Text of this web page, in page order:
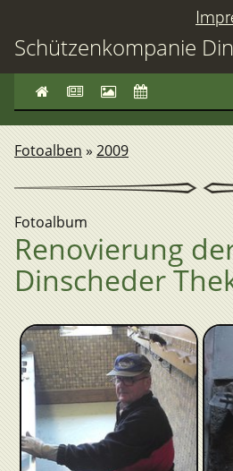
Schützenkompanie
Fotoalben » 2009
Fotoalbum
Renovierung
Dinscheder